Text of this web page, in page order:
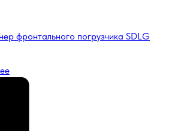
фронтального погрузчика SDLG